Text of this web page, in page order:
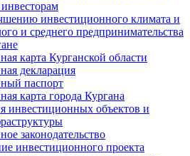
инвестиционного климата и
и среднего предпринимательства
карта Курганской области
декларация
паспорт
карта города Кургана
инвестиционных объектов и
законодательство
инвестиционного проекта